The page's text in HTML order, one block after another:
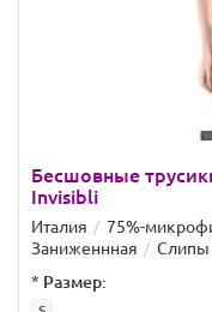
Бесшовные
Invisibli
Италия
75%-
Заниженнная
Слипы
* Размер: